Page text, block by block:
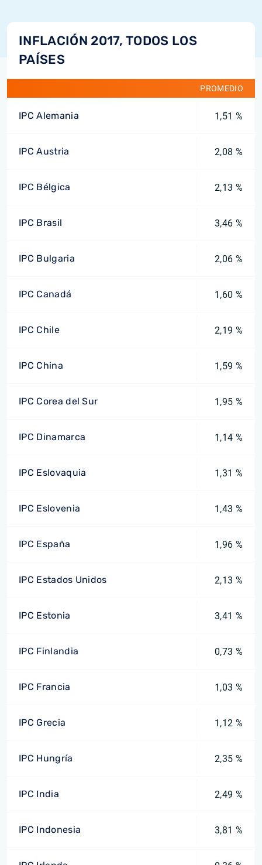
INFLACIÓN 2017, TODOS LOS
PAÍSES
PROMEDIO
IPC Alemania 1,51 %
IPC Austria 2,08 %
IPC Bélgica 2,13 %
IPC Brasil 3,46 %
IPC Bulgaria 2,06 %
IPC Canadá 1,60 %
IPC Chile 2,19 %
IPC China 1,59 %
IPC Corea del Sur 1,95 %
IPC Dinamarca 1,14 %
IPC Eslovaquia 1,31 %
IPC Eslovenia 1,43 %
IPC España 1,96 %
IPC Estados Unidos 2,13 %
IPC Estonia 3,41 %
IPC Finlandia 0,73 %
IPC Francia 1,03 %
IPC Grecia 1,12 %
IPC Hungría 2,35 %
IPC India 2,49 %
IPC Indonesia 3,81 %